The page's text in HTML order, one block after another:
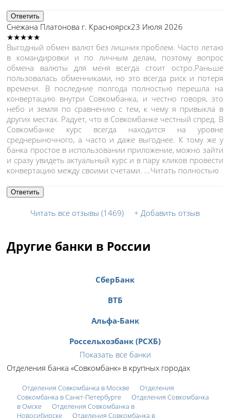
Ответить
Снежана Платонова г. Красноярск23 Июля 2026
★★★★★
Выгодный обмен валют без лишних проблем. Часто летаю
в командировки и по личным делам, поэтому вопрос
обмена валюты для меня всегда стоит остро.Раньше
пользовалась обменниками, но это всегда риск и потеря
времени. В последние полгода полностью перешла на
конвертацию внутри Совкомбанка, и честно говоря, это
небо и земля по сравнению с тем, к чему я привыкла в
других местах. Радует, что в Совкомбанке честный спред. В
Совкомбанке курс всегда находится на уровне
среднерыночного, а часто и даже выгоднее. К тому же у
банка простое в использовании приложение, можно зайти
и сразу увидеть актуальный курс и в пару кликов провести
конвертацию между своими счетами. ...Читать полностью
Ответить
Читать все отзывы (1469) + Добавить отзыв
Другие банки в России
СберБанк
ВТБ
Альфа-Банк
Россельхозбанк (РСХБ)
Показать все банки
Отделения банка «Совкомбанк» в крупных городах
Отделения Совкомбанка в Москве
Отделения
Совкомбанка в Санкт-Петербурге
Отделения Совкомбанка
в Омске
Отделения Совкомбанка в
Новосибирске
Отделения Совкомбанка в